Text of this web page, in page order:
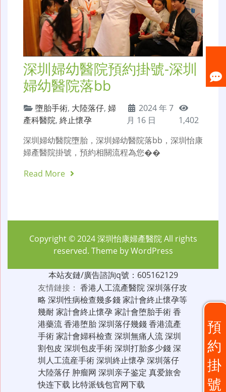
深圳婦幼醫院預約掛號-深圳
婦幼醫院落bb
墮胎手術, 大陸落仔, 婦
產科醫院, 終止懷孕
2024 年 7
月 16 日
1,402
深圳婦幼醫院墮胎，深圳婦幼醫院落bb，深圳怡康
婦產醫院掛號，預約相關流程為您��
Read More
預
約
掛
號
Copyright © 2024深圳怡康婦產醫院All rights
reserved. Theme byWordPress
本站友鏈/廣告諮詢q號：605162129
友情鏈接： 香港人工流產醫院深圳落仔攻
略 深圳性病檢查幾多錢家計會終止懷孕等
幾耐家計會終止懷孕家計會堕胎手術香
港藥流香港堕胎深圳落仔幾錢香港流產
手術家計會婦科檢查 深圳無痛人流深圳
割包皮 深圳包皮手術深圳打胎多少錢深
圳人工流産手術深圳終止懷孕深圳落仔
大陸落仔 肿瘤网 深圳亲子鉴定 真爱旅舍
快连下载 比特派钱包官网下载